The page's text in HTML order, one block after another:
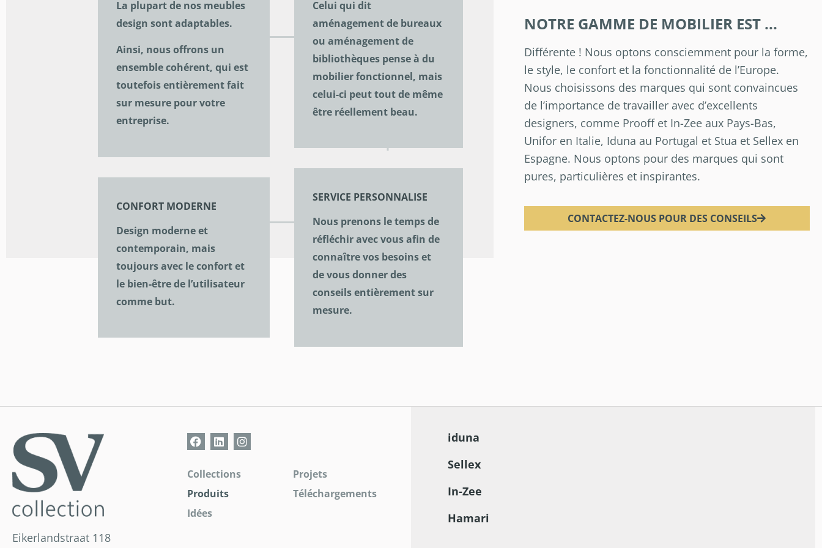
La plupart de nos meubles
design sont adaptables.
Ainsi, nous offrons un
ensemble cohérent, qui est
toutefois entièrement fait
sur mesure pour votre
entreprise.
CONFORT MODERNE
Design moderne et
contemporain, mais
toujours avec le confort et
le bien-être de l’utilisateur
comme but.
Celui qui dit
aménagement de bureaux
ou aménagement de
bibliothèques pense à du
mobilier fonctionnel, mais
celui-ci peut tout de même
être réellement beau.
SERVICE PERSONNALISE
Nous prenons le temps de
réfléchir avec vous afin de
connaître vos besoins et
de vous donner des
conseils entièrement sur
mesure.
NOTRE GAMME DE MOBILIER EST ...
Différente ! Nous optons consciemment pour la forme,
le style, le confort et la fonctionnalité de l’Europe.
Nous choisissons des marques qui sont convaincues
de l’importance de travailler avec d’excellents
designers, comme Prooff et In-Zee aux Pays-Bas,
Unifor en Italie, Iduna au Portugal et Stua et Sellex en
Espagne. Nous optons pour des marques qui sont
pures, particulières et inspirantes.
CONTACTEZ-NOUS POUR DES CONSEILS
Eikerlandstraat 118
Collections
Projets
Produits
Téléchargements
Idées
iduna
Sellex
In-Zee
Hamari